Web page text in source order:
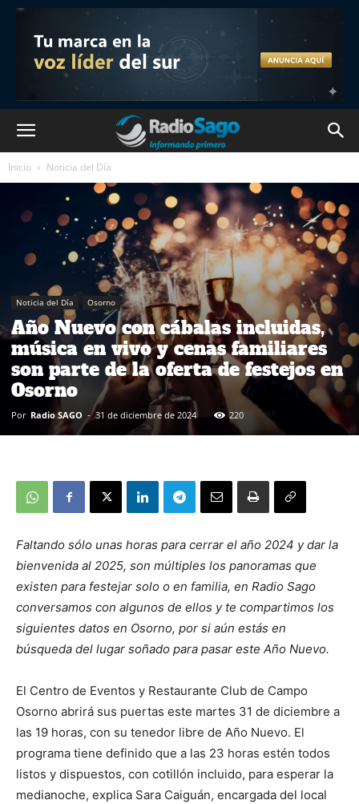
Inicio Noticia del Día
Noticia del Día Osorno
Año Nuevo con cábalas incluidas,
música en vivo y cenas familiares
son parte de la oferta de festejos en
Osorno
Por Radio SAGO - 31 de diciembre de 2024 220
Faltando sólo unas horas para cerrar el año 2024 y dar la
bienvenida al 2025, son múltiples los panoramas que
existen para festejar solo o en familia, en Radio Sago
conversamos con algunos de ellos y te compartimos los
siguientes datos en Osorno, por si aún estás en
búsqueda del lugar soñado para pasar este Año Nuevo.
El Centro de Eventos y Restaurante Club de Campo
Osorno abrirá sus puertas este martes 31 de diciembre a
las 19 horas, con su tenedor libre de Año Nuevo. El
programa tiene definido que a las 23 horas estén todos
listos y dispuestos, con cotillón incluido, para esperar la
medianoche, explica Sara Caiguán, encargada del local